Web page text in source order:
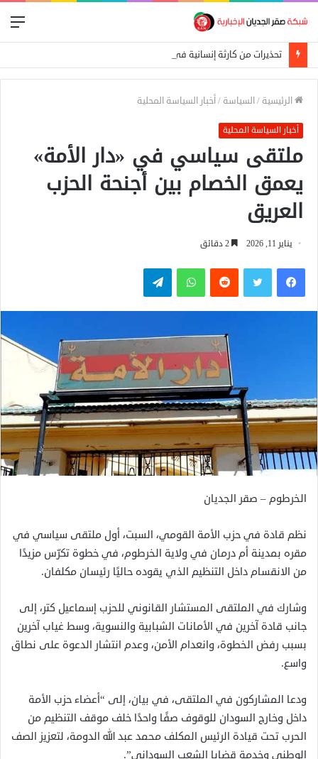
الرئيسية /السياسة /أخبار السياسة المحلية
أخبار السياسة المحلية
ملتقى سياسي في «دار الأمة»
يعمق الخصام بين أجنحة الحزب
العريق
يناير 11, 2026
فيسبوكتويتر واتساب تيلقرام
الخرطوم – صقر الجديان
نظم قادة في حزب الأمة القومي، السبت، أول ملتقى سياسي في
مقره بمدينة أم درمان في ولاية الخرطوم، في خطوة تكرّس مزيدًا
من الانقسام داخل التنظيم الذي يقوده حاليًا رئيسان مكلفان.
وشارك في الملتقى المستشار القانوني للحزب إسماعيل كتر، إلى
جانب قادة آخرين في الأمانات الشبابية والنسوية، وسط غياب آخرين
بسبب رفض الخطوة، وانعدام الأمن، وعدم انتشار الدعوة على نطاق
واسع.
ودعا المشاركون في الملتقى، في بيان، إلى “أعضاء حزب الأمة
داخل وخارج السودان للوقوف صفًا واحدًا خلف موقف التنظيم من
الحرب تحت قيادة الرئيس المكلف محمد عبد الله الدومة، لتعزيز الصف
الوطني وخدمة قضايا الشعب السوداني”.